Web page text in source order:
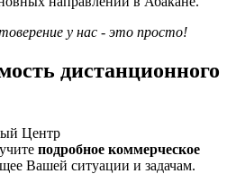
у нас - это просто!
дистанционного
подробное коммерческое
Вашей ситуации и задачам.